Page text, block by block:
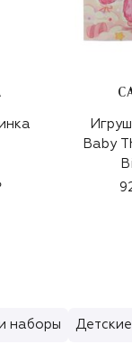
Baby
наборы